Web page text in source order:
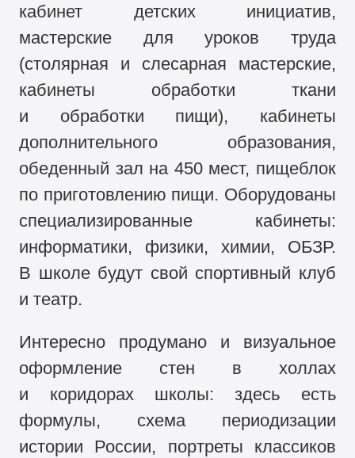
кабинет детских инициатив,
мастерские для уроков труда
(столярная и слесарная мастерские,
кабинеты обработки ткани
и обработки пищи), кабинеты
дополнительного образования,
обеденный зал на 450 мест, пищеблок
по приготовлению пищи. Оборудованы
специализированные кабинеты:
информатики, физики, химии, ОБЗР.
В школе будут свой спортивный клуб
и театр.
Интересно продумано и визуальное
оформление стен в холлах
и коридорах школы: здесь есть
формулы, схема периодизации
истории России, портреты классиков